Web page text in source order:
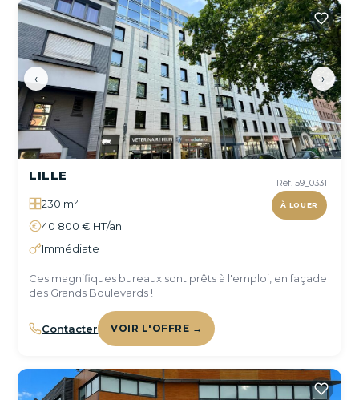
‹ ›
Réf. 59_0331
À LOUER
LILLE
230 m²
40 800 € HT/an
Immédiate
Ces magnifiques bureaux sont prêts à l'emploi, en façade
des Grands Boulevards !
Contacter VOIR L'OFFRE →